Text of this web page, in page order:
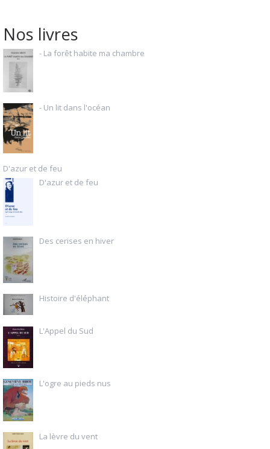
Nos livres
- La forêt habite ma chambre
- Un lit dans l'océan
D'azur et de feu
D'azur et de feu
Des cerises en hiver
Histoire d'éléphant
L'Appel du Sud
L'ogre au pieds nus
La lèvre du vent